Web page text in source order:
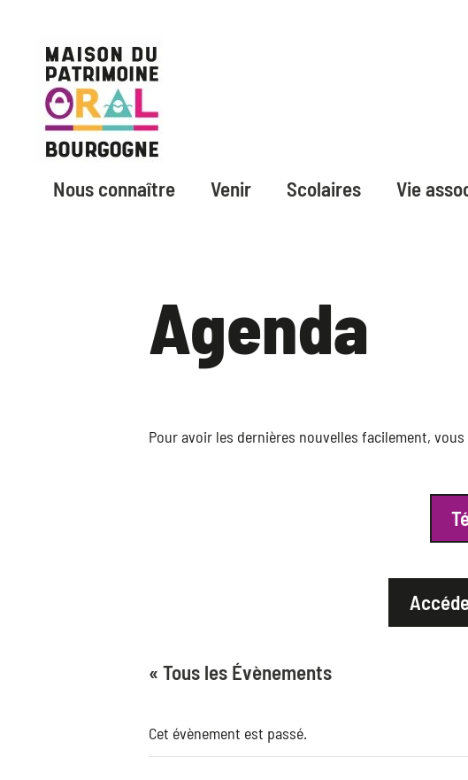
Nous connaître Venir Scolaires Vie
Agenda
Pour avoir les dernières nouvelles facilement,
« Tous les Évènements
Cet évènement est passé.